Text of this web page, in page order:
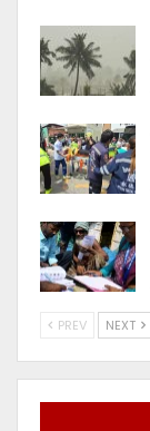
PREV NEXT